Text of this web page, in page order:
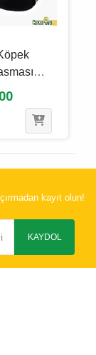
- Link M -
kayıt olun!
KAYDOL